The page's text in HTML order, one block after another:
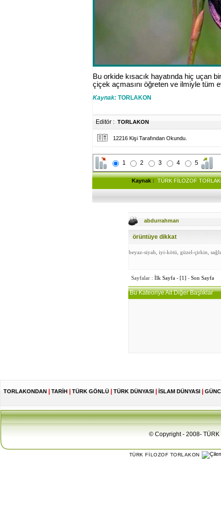
Bu orkide kısacık hayatında hiç uçan
çiçek açmasını öğreten ve ilmiyle tüm
Kaynak: TORLAKON
Editör : TORLAKON
12216 Kişi Tarafından Okundu.
1 2 3 4 5
Kaynak : TÜRK FİLOZOF
abdurrahman
örüntüye dikkat
beyaz-siyah, iyi-kötü, güzel-çirkin,
Sayfalar : İlk Sayfa- [1] - Son Sayfa
Bu Kateoriye Ait Diğer Başlıklar
TORLAKONDAN TARİH TÜRK GÖNLÜ TÜRK DÜNYASI İSLAM DÜNYASI
© Copyright - 2008- TÜRK
TÜRK FİLOZOF TORLAKON